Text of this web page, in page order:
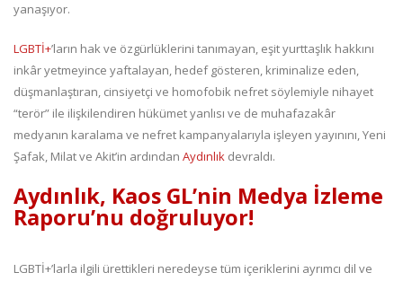
yanaşıyor.
LGBTİ+’ların hak ve özgürlüklerini tanımayan, eşit yurttaşlık hakkını
inkâr yetmeyince yaftalayan, hedef gösteren, kriminalize eden,
düşmanlaştıran, cinsiyetçi ve homofobik nefret söylemiyle nihayet
“terör” ile ilişkilendiren hükümet yanlısı ve de muhafazakâr
medyanın karalama ve nefret kampanyalarıyla işleyen yayınını, Yeni
Şafak, Milat ve Akit’in ardından Aydınlık devraldı.
Aydınlık, Kaos GL’nin Medya İzleme
Raporu’nu doğruluyor!
LGBTİ+’larla ilgili ürettikleri neredeyse tüm içeriklerini ayrımcı dil ve